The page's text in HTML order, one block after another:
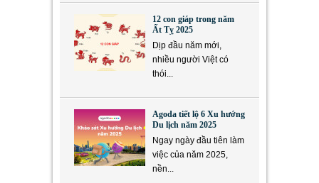
12 con giáp trong năm
Ất Tỵ 2025
Dịp đầu năm mới,
nhiều người Việt có
thói...
Agoda tiết lộ 6 Xu hướng
Du lịch năm 2025
Ngay ngày đầu tiên làm
việc của năm 2025,
nền...